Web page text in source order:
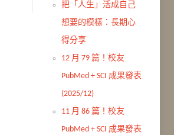
把「人生」活成自己
想要的模樣：長期心
得分享
12 月 79 篇！校友
PubMed + SCI 成果發表
(2025/12)
11 月 86 篇！校友
PubMed + SCI 成果發表